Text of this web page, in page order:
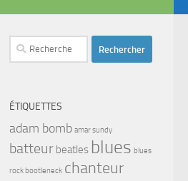
Rechercher :
ÉTIQUETTES
adam bomb amar sundy
batteur beatles blues blues
rock bootleneck chanteur